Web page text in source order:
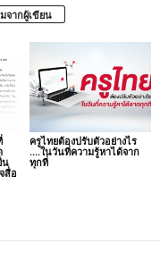
จากผู้เขียน
น
สื่อ
ครูไทยต้องปรับตัวอย่างไร
….ในวันที่ความรู้หาได้จาก
ทุกที่